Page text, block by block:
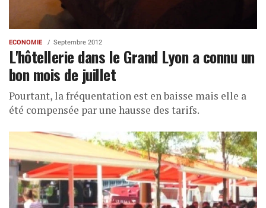
ECONOMIE Septembre 2012
L'hôtellerie dans le Grand Lyon a connu un
bon mois de juillet
Pourtant, la fréquentation est en baisse mais elle a
été compensée par une hausse des tarifs.